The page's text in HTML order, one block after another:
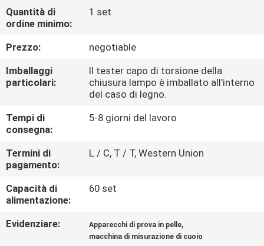
CONTROLLO
DI
QUALITÀ
CONTATTICI
NOTIZIE
UNA
CITAZIONE
Quantità di
ordine minimo:
1 set
Prezzo:
negotiable
Imballaggi
particolari:
Il tester capo di torsione della
chiusura lampo è imballato all'interno
del caso di legno.
Tempi di
consegna:
5-8 giorni del lavoro
Termini di
pagamento:
L / C, T / T, Western Union
Capacità di
alimentazione:
60 set
Evidenziare: Apparecchi di prova in pelle,
macchina di misurazione di cuoio